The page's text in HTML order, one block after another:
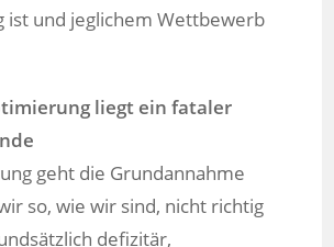
ist und jeglichem Wettbewerb
liegt ein fataler
geht die Grundannahme
so, wie wir sind, nicht richtig
defizitär,